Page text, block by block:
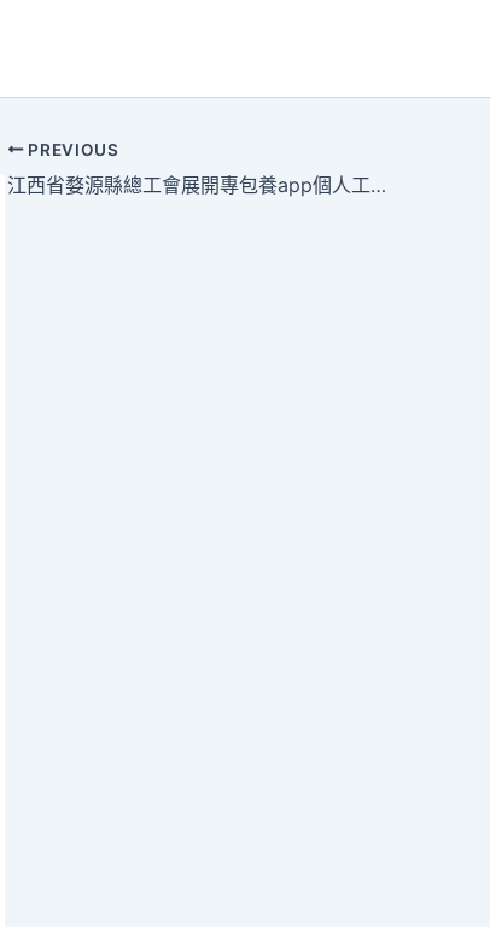
PREVIOUS
江西省婺源縣總工會展開專包養app個人工作病防治法宣揚周運動